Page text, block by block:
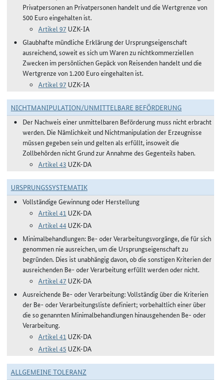
Privatpersonen an Privatpersonen handelt und die Wertgrenze von
500 Euro eingehalten ist.
Artikel 97 UZK-IA
Glaubhafte mündliche Erklärung der Ursprungseigenschaft
ausreichend, soweit es sich um Waren zu nichtkommerziellen
Zwecken im persönlichen Gepäck von Reisenden handelt und die
Wertgrenze von 1.200 Euro eingehalten ist.
Artikel 97 UZK-IA
NICHTMANIPULATION/UNMITTELBARE BEFÖRDERUNG
Der Nachweis einer unmittelbaren Beförderung muss nicht erbracht
werden. Die Nämlichkeit und Nichtmanipulation der Erzeugnisse
müssen gegeben sein und gelten als erfüllt, insoweit die
Zollbehörden nicht Grund zur Annahme des Gegenteils haben.
Artikel 43 UZK-DA
URSPRUNGSSYSTEMATIK
Vollständige Gewinnung oder Herstellung
Artikel 41 UZK-DA
Artikel 44 UZK-DA
Minimalbehandlungen: Be- oder Verarbeitungsvorgänge, die für sich
genommen nie ausreichen, um die Ursprungseigenschaft zu
begründen. Dies ist unabhängig davon, ob die sonstigen Kriterien der
ausreichenden Be- oder Verarbeitung erfüllt werden oder nicht.
Artikel 47 UZK-DA
Ausreichende Be- oder Verarbeitung: Vollständig über die Kriterien
der Be- oder Verarbeitungsliste definiert; vorbehaltlich einer über
die so genannten Minimalbehandlungen hinausgehenden Be- oder
Verarbeitung.
Artikel 41 UZK-DA
Artikel 45 UZK-DA
ALLGEMEINE TOLERANZ